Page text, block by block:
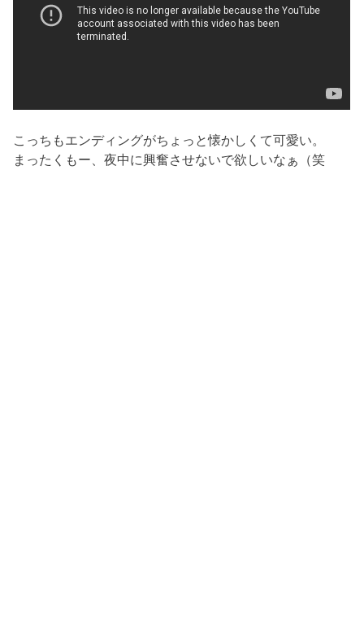
こっちもエンディングがちょっと懐かしくて可愛い。
まったくもー、夜中に興奮させないで欲しいなぁ（笑